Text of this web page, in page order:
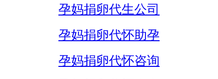
孕妈捐卵代生公司
孕妈捐卵代怀助孕
孕妈捐卵代怀咨询